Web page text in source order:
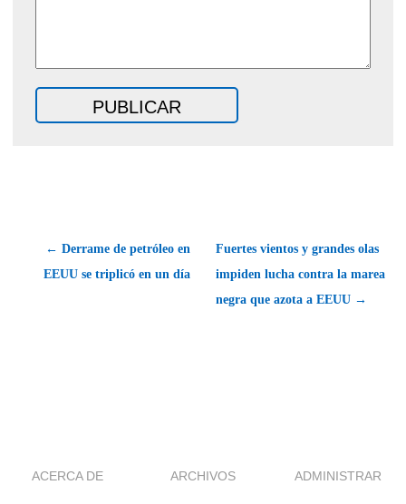
← Derrame de petróleo en
EEUU se triplicó en un día
Fuertes vientos y grandes olas
impiden lucha contra la marea
negra que azota a EEUU →
ACERCA DE ARCHIVOS ADMINISTRAR